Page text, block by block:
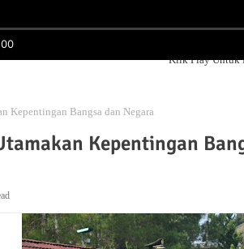
Klik Play Untuk
Kepentingan Bangsa dan Negara
Kepentingan